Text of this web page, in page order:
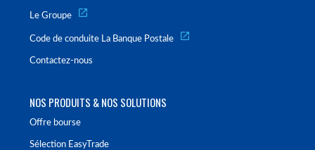
Le Groupe
Code de conduite La Banque Postale
Contactez-nous
NOS PRODUITS & NOS SOLUTIONS
Offre bourse
Sélection EasyTrade